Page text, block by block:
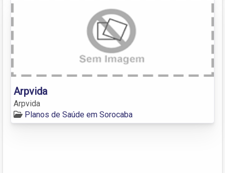
Arpvida
Arpvida
Planos de Saúde em Sorocaba